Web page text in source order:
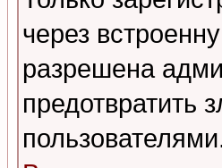
через
разрешена
предотвратить